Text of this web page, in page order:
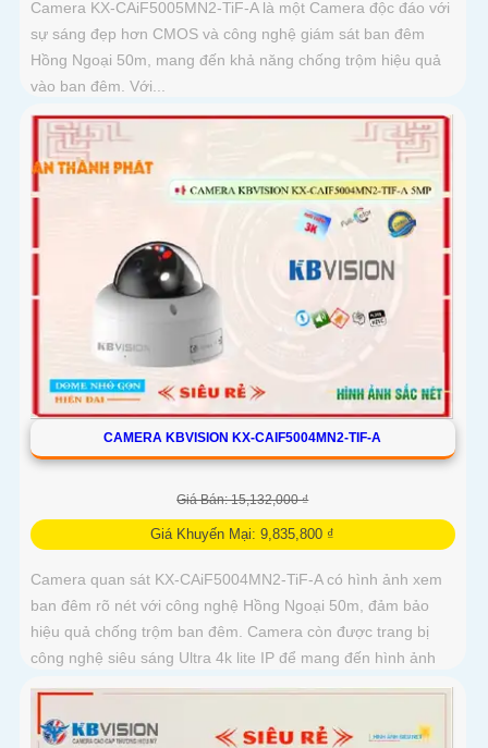
Camera KX-CAiF5005MN2-TiF-A là một Camera độc đáo với
sự sáng đẹp hơn CMOS và công nghệ giám sát ban đêm
Hồng Ngoại 50m, mang đến khả năng chống trộm hiệu quả
vào ban đêm. Với...
CAMERA KBVISION KX-CAIF5004MN2-TIF-A
Giá Bán: 15,132,000 ₫
Giá Khuyến Mại: 9,835,800 ₫
Camera quan sát KX-CAiF5004MN2-TiF-A có hình ảnh xem
ban đêm rõ nét với công nghệ Hồng Ngoại 50m, đảm bảo
hiệu quả chống trộm ban đêm. Camera còn được trang bị
công nghệ siêu sáng Ultra 4k lite IP để mang đến hình ảnh